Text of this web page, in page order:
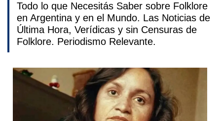
Todo lo que Necesitás Saber sobre Folklore
en Argentina y en el Mundo. Las Noticias de
Última Hora, Verídicas y sin Censuras de
Folklore. Periodismo Relevante.